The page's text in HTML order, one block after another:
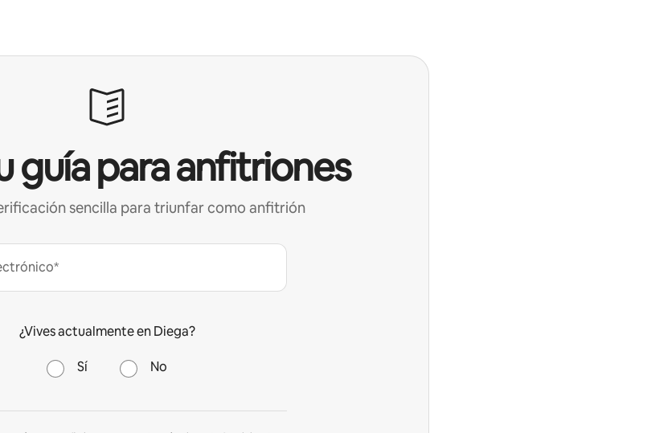
guía para anfitriones
sencilla para triunfar como anfitrión
¿Vives actualmente en Diega?
Sí No